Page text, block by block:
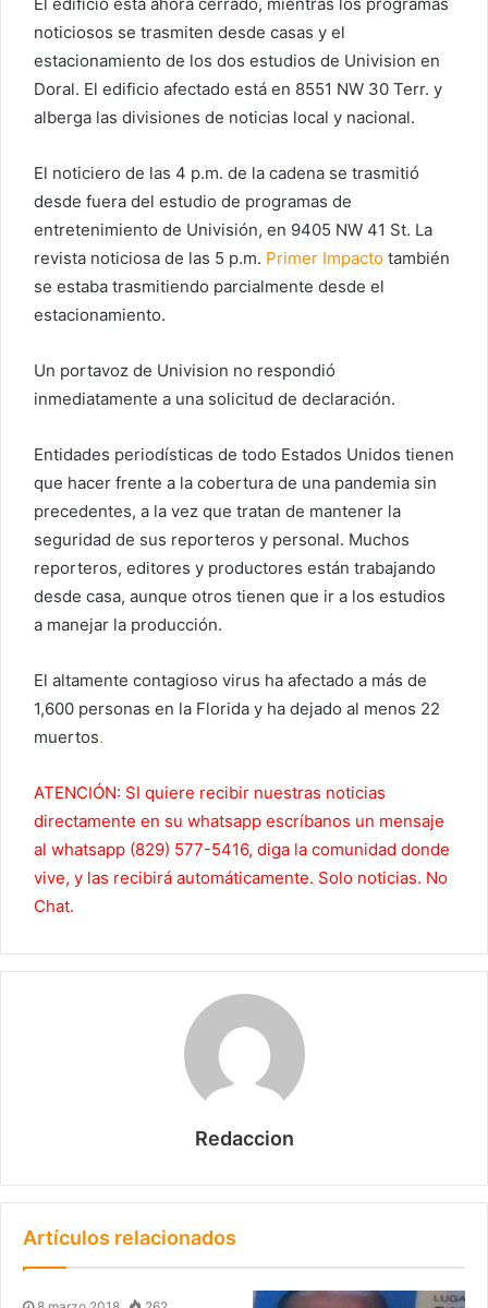
El edificio está ahora cerrado, mientras los programas
noticiosos se trasmiten desde casas y el
estacionamiento de los dos estudios de Univision en
Doral. El edificio afectado está en 8551 NW 30 Terr. y
alberga las divisiones de noticias local y nacional.
El noticiero de las 4 p.m. de la cadena se trasmitió
desde fuera del estudio de programas de
entretenimiento de Univisión, en 9405 NW 41 St. La
revista noticiosa de las 5 p.m. Primer Impacto también
se estaba trasmitiendo parcialmente desde el
estacionamiento.
Un portavoz de Univision no respondió
inmediatamente a una solicitud de declaración.
Entidades periodísticas de todo Estados Unidos tienen
que hacer frente a la cobertura de una pandemia sin
precedentes, a la vez que tratan de mantener la
seguridad de sus reporteros y personal. Muchos
reporteros, editores y productores están trabajando
desde casa, aunque otros tienen que ir a los estudios
a manejar la producción.
El altamente contagioso virus ha afectado a más de
1,600 personas en la Florida y ha dejado al menos 22
muertos.
ATENCIÓN: SI quiere recibir nuestras noticias
directamente en su whatsapp escríbanos un mensaje
al whatsapp (829) 577-5416, diga la comunidad donde
vive, y las recibirá automáticamente. Solo noticias. No
Chat.
Redaccion
Artículos relacionados